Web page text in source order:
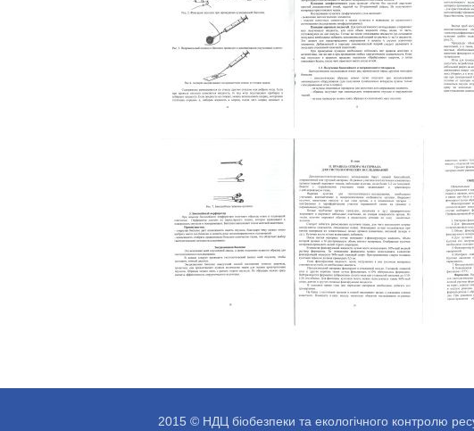
2015 © НДЦ біобезпеки та екологічного контролю